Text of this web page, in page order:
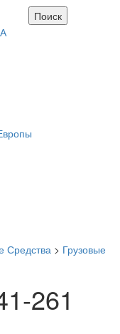
Средства > Грузовые
261